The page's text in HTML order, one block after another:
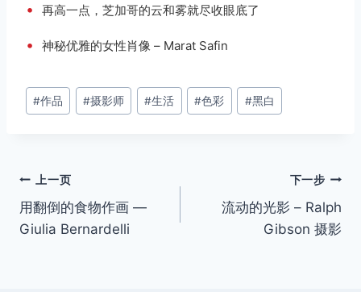
• 再高一点，芝加哥的云和雾就尽收眼底了
• 神秘优雅的女性肖像 – Marat Safin
文
章
#作品 #摄影师 #生活 #色彩 #黑白
文
章
上一页
用翻倒的食物作画 —
Giulia Bernardelli
下一步
流动的光影 – Ralph
Gibson 摄影